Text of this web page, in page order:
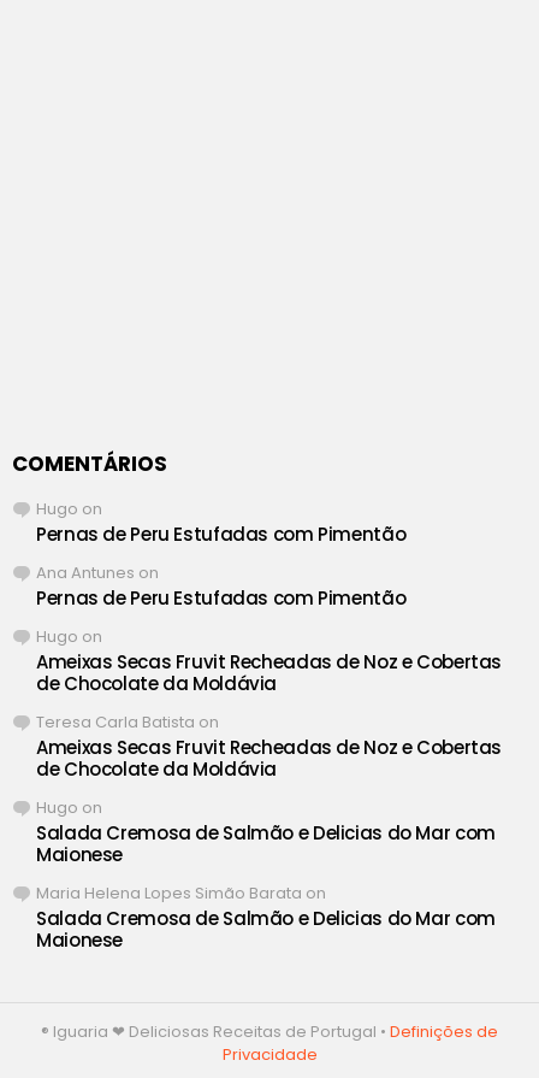
COMENTÁRIOS
Hugo on
Pernas de Peru Estufadas com Pimentão
Ana Antunes on
Pernas de Peru Estufadas com Pimentão
Hugo on
Ameixas Secas Fruvit Recheadas de Noz e Cobertas
de Chocolate da Moldávia
Teresa Carla Batista on
Ameixas Secas Fruvit Recheadas de Noz e Cobertas
de Chocolate da Moldávia
Hugo on
Salada Cremosa de Salmão e Delicias do Mar com
Maionese
Maria Helena Lopes Simão Barata on
Salada Cremosa de Salmão e Delicias do Mar com
Maionese
® Iguaria ❤ Deliciosas Receitas de Portugal • Definições de
Privacidade